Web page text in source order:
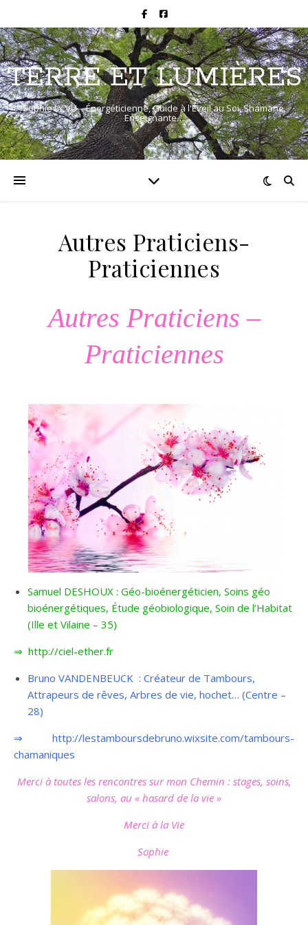
TERRE ET LUMIÈRES
Sophie LY VU – Énergéticienne, Guide à l'Éveil au Soi, Shamane,
Enseignante…
Autres Praticiens-
Praticiennes
Autres Praticiens –
Praticiennes
Samuel DESHOUX : Géo-bioénergéticien, Soins géo
bioénergétiques, Étude géobiologique, Soin de l’Habitat
(Ille et Vilaine – 35)
⇒ http://ciel-ether.fr
Bruno VANDENBEUCK : Créateur de Tambours,
Attrapeurs de rêves, Arbres de vie, hochet… (Centre –
28)
⇒ http://lestamboursdebruno.wixsite.com/tambours-
chamaniques
Merci à toutes les rencontres sur mon Chemin : stages, soins,
salons, au « hasard de la vie »
Merci à la Vie
Sophie